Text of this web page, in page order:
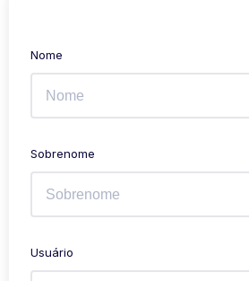
Nome
Sobrenome
Usuário